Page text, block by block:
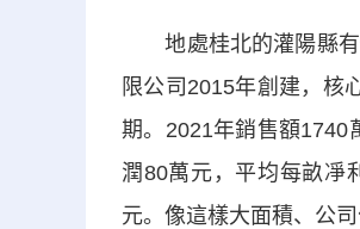
地處桂北的灌陽縣有
限公司2015年創建，核
期。2021年銷售額1740
潤80萬元，平均每畝凈
元。像這樣大面積、公